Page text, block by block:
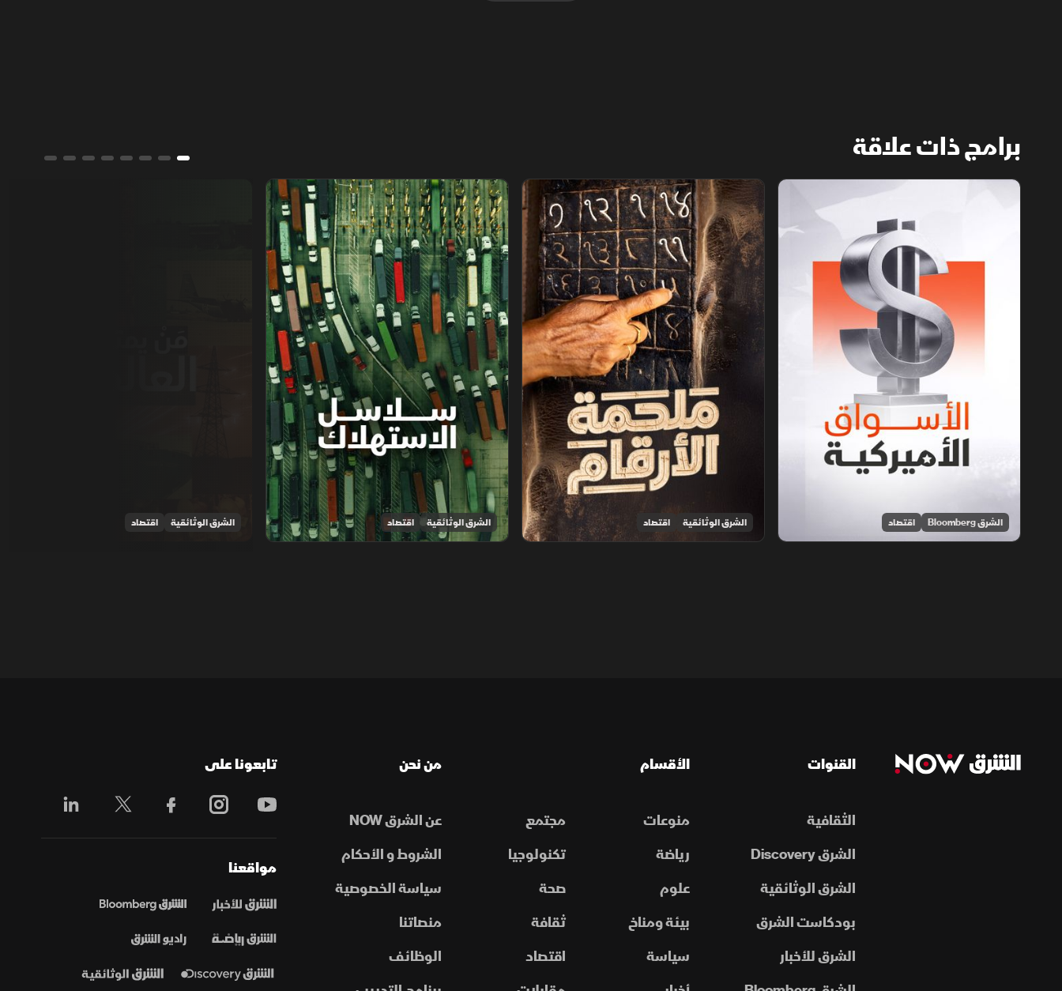
برامج ذات علاقة
الأسواق الأميركية
الشرق Bloomberg اقتصاد
ملحمة الأرقام
الشرق الوثائقية اقتصاد
سلاسل الاستهلاك
الشرق الوثائقية اقتصاد الشرق الوثائقية اقتصاد
القنوات
الثقافية
الشرق Discovery
الشرق الوثائقية
بودكاست الشرق
الشرق للأخبار
الأقسام
منوعات
مجتمع
رياضة
تكنولوجيا
علوم
صحة
بيئة ومناخ
ثقافة
سياسة
اقتصاد
من نحن
عن الشرق NOW
الشروط و الأحكام
سياسة الخصوصية
منصاتنا
الوظائف
تابعونا على
مواقعنا